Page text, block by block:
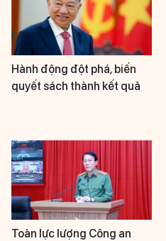
Hành động đột phá, biến
quyết sách thành kết quả
Toàn lực lượng Công an